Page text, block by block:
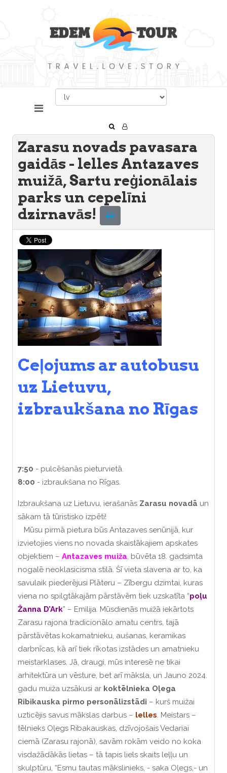
Zarasu novads pavasara
gaidās - lelles Antazaves
muižā, Sartu reģionālais
parks un cepelīni
dzirnavās!
Ceļojums ar autobusu
uz Lietuvu,
izbraukšana no Rīgas
7:50 - pulcēšanās pieturvietā.
8:00 - izbraukšana no Rīgas.
Izbraukšana uz Lietuvu, ierašanās Zarasu novadā un
sākam tā tūristisko izpēti!
Mūsu pirmā pietura būs Antazaves senūnijā, kur
izvietojies viens no novada skaistākajiem apskates
objektiem – Antazaves muiža, būvēta 18. gadsimta
nogalē neoklasicisma stilā. Šī vieta slavena ar to, ka
savulaik piederējusi Plāteru – Zībergu dzimtai, kuras
viena no spilgtākajām pārstāvēm tiek uzskatīta “poļu
Žanna D’Ark” – Emilija. Mūsdienās muižā iekārtots
Zarasu rajona tradicionālo amatu centrs, tajā
pārstāvētas kokamatnieku, aušanas, keramikas
darbnīcas, kā arī tiek rīkotas izstādes un amatnieku
meistarklases. Jā, draugi, mūs interesē ne tikai
arhitektūra un vēsture, bet arī māksla, un Jauno 2024.
gadu muiža uzsākusi ar koktēlnieka Oļega
Ribikauska pirmo personālizstādi – kurš muižai
uzticējis savus mākslas darbus – lelles. Meistars –
tēlnieks Oļegs Ribakauskas, dzīvojošais Vedariai
ciemā (Zarasu rajonā), savām rokām veido no koka
visdažādākās lietas – tā tapis liels skaits leļļu un
skulptūru, “Esmu tautas mākslinieks, - saka Oļegs,- un